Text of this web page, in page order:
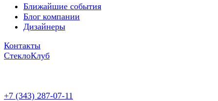
Ближайшие события
Блог компании
Дизайнеры
Контакты
СтеклоКлуб
+7 (343) 287-07-11